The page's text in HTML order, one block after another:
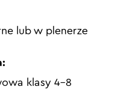
lub w plenerze
klasy 4-8